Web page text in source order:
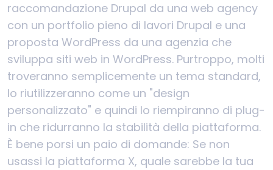
raccomandazione Drupal da una web agency
con un portfolio pieno di lavori Drupal e una
proposta WordPress da una agenzia che
sviluppa siti web in WordPress. Purtroppo, molti
troveranno semplicemente un tema standard,
lo riutilizzeranno come un "design
personalizzato" e quindi lo riempiranno di plug-
in che ridurranno la stabilità della piattaforma.
È bene porsi un paio di domande: Se non
usassi la piattaforma X, quale sarebbe la tua